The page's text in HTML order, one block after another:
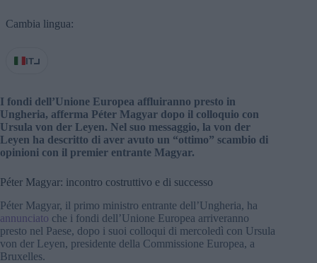
Cambia lingua:
IT
I fondi dell’Unione Europea affluiranno presto in
Ungheria, afferma Péter Magyar dopo il colloquio con
Ursula von der Leyen. Nel suo messaggio, la von der
Leyen ha descritto di aver avuto un “ottimo” scambio di
opinioni con il premier entrante Magyar.
Péter Magyar: incontro costruttivo e di successo
Péter Magyar, il primo ministro entrante dell’Ungheria, ha
annunciato che i fondi dell’Unione Europea arriveranno
presto nel Paese, dopo i suoi colloqui di mercoledì con Ursula
von der Leyen, presidente della Commissione Europea, a
Bruxelles.